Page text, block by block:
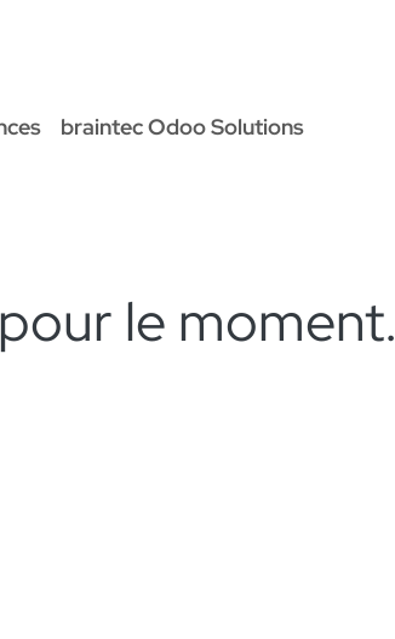
braintec Odoo Solutions
le moment.